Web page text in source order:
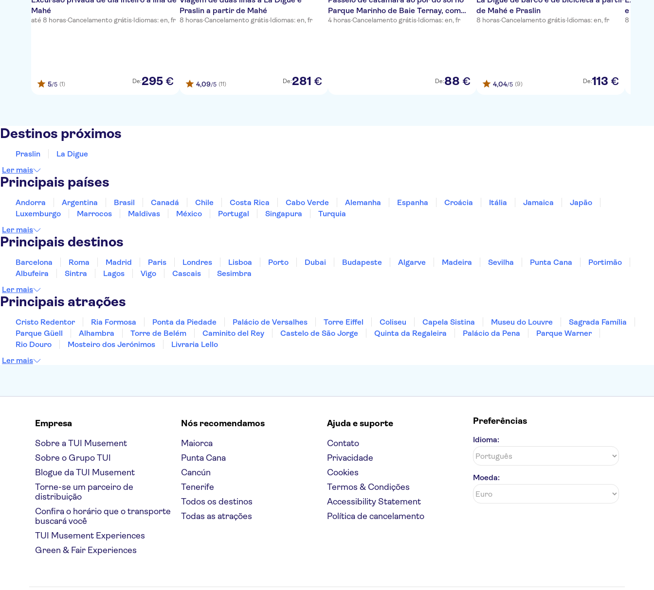
Mahé
até 8 horas·Cancelamento grátis·Idiomas: en, fr
5/5 (1) De:295 €
Praslin a partir de Mahé
8 horas·Cancelamento grátis·Idiomas: en, fr
4,09/5 (11) De:281 €
Parque Marinho de Baie Ternay, com
partida de Mahé
4 horas·Cancelamento grátis·Idiomas: en, fr
De:88 €
de Mahé e Praslin
8 horas·Cancelamento grátis·Idiomas: en, fr
4,04/5 (9) De:113 €
e à
8 horas
Destinos próximos
Praslin
La Digue
Ler mais
Principais países
Andorra Argentina Brasil Canadá Chile Costa Rica Cabo Verde Alemanha Espanha Croácia Itália Jamaica
Japão
Luxemburgo
Marrocos Maldivas México Portugal Singapura
Turquia
Ler mais
Principais destinos
Barcelona Roma Madrid Paris Londres Lisboa Porto Dubai Budapeste Algarve Madeira Sevilha Punta Cana
Portimão
Albufeira
Sintra Lagos Vigo Cascais
Sesimbra
Ler mais
Principais atrações
Cristo Redentor Ria Formosa Ponta da Piedade Palácio de Versalhes Torre Eiffel Coliseu Capela Sistina Museu do Louvre
Sagrada Família
Parque Güell
Alhambra Torre de Belém Caminito del Rey Castelo de São Jorge Quinta da Regaleira Palácio da Pena
Parque Warner
Rio Douro
Mosteiro dos Jerónimos
Livraria Lello
Ler mais
Empresa
Sobre a TUI Musement
Sobre o Grupo TUI
Blogue da TUI Musement
Torne-se um parceiro de
distribuição
Confira o horário que o transporte
buscará você
TUI Musement Experiences
Green & Fair Experiences
Nós recomendamos
Maiorca
Punta Cana
Cancún
Tenerife
Todos os destinos
Todas as atrações
Ajuda e suporte
Contato
Privacidade
Cookies
Termos & Condições
Accessibility Statement
Política de cancelamento
Preferências
Idioma:
Moeda: